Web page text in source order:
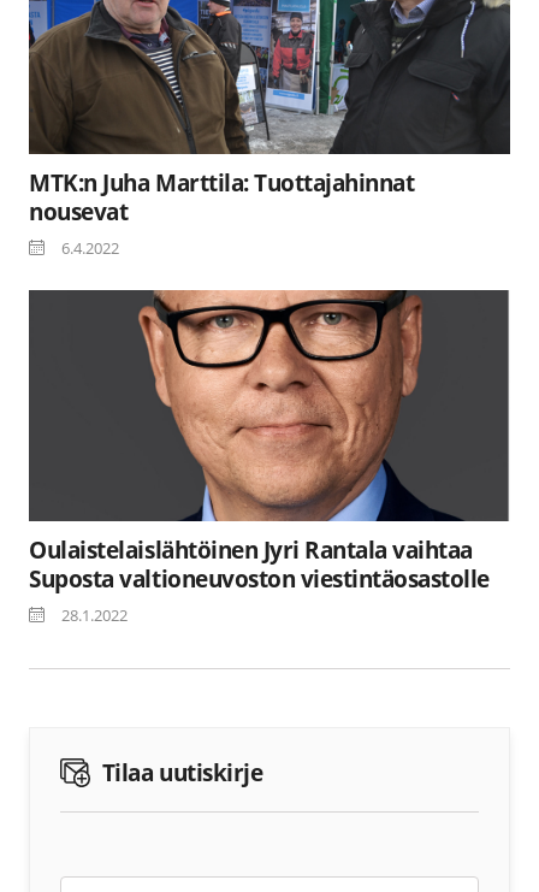
MTK:n Juha Marttila: Tuottajahinnat
nousevat
6.4.2022
Oulaistelaislähtöinen Jyri Rantala vaihtaa
Suposta valtioneuvoston viestintäosastolle
28.1.2022
Tilaa uutiskirje